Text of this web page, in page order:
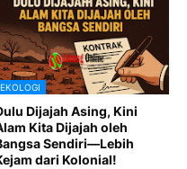
EKOLOGI
Dijajah Asing, Kini
Kita Dijajah oleh
Sendiri—Lebih
dari Kolonial!